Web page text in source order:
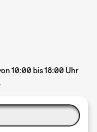
10:00 bis 18:00 Uhr